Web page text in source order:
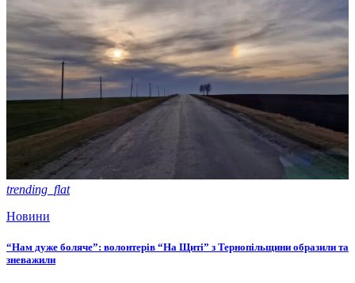
trending_flat
Новини
“Нам дуже боляче”: волонтерів “На Щиті” з Тернопільщини образили та
зневажили